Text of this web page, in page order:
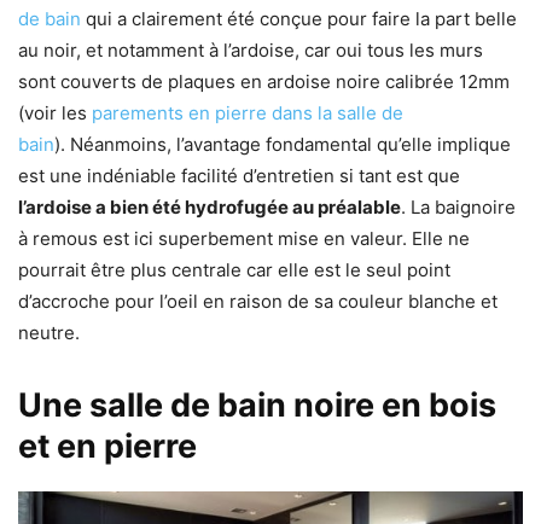
de bain qui a clairement été conçue pour faire la part belle
au noir, et notamment à l’ardoise, car oui tous les murs
sont couverts de plaques en ardoise noire calibrée 12mm
(voir les parements en pierre dans la salle de
bain). Néanmoins, l’avantage fondamental qu’elle implique
est une indéniable facilité d’entretien si tant est que
l’ardoise a bien été hydrofugée au préalable. La baignoire
à remous est ici superbement mise en valeur. Elle ne
pourrait être plus centrale car elle est le seul point
d’accroche pour l’oeil en raison de sa couleur blanche et
neutre.
Une salle de bain noire en bois
et en pierre